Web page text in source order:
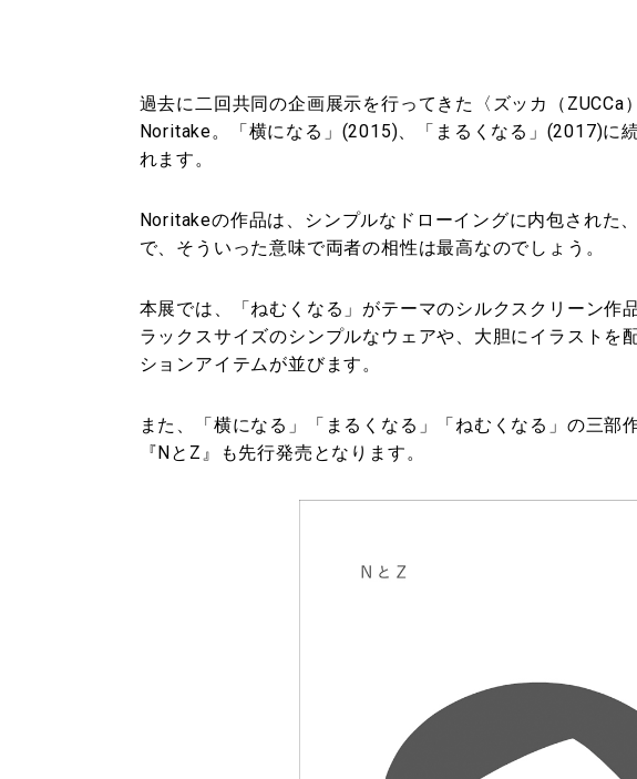
過去に二回共同の企画展示を行ってきた〈ズッカ（ZUCCa
Noritake。「横になる」(2015)、「まるくなる」(2017)に
れます。
Noritakeの作品は、シンプルなドローイングに内包された
で、そういった意味で両者の相性は最高なのでしょう。
本展では、「ねむくなる」がテーマのシルクスクリーン作
ラックスサイズのシンプルなウェアや、大胆にイラストを
ションアイテムが並びます。
また、「横になる」「まるくなる」「ねむくなる」の三部
『NとZ』も先行発売となります。